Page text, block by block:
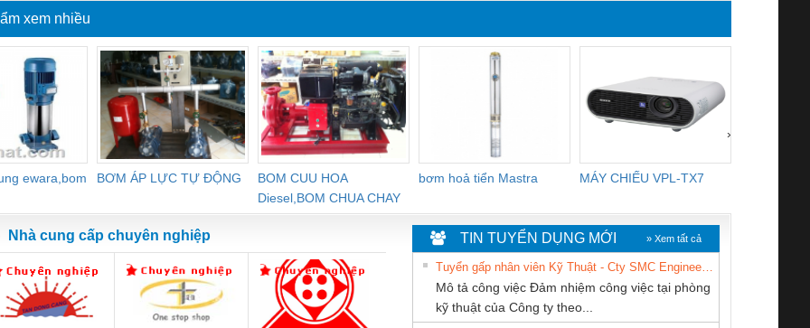
1-
CIRCUIT
CHANNELS
xem nhiều
ewara,bom
BƠM ÁP LỰC TỰ ĐỘNG
BOM CUU HOA
Diesel,BOM CHUA CHAY
bơm hoả tiển Mastra MÁY CHIẾU VPL-TX7
›
Nhà cung cấp chuyên nghiệp TIN TUYỂN DỤNG MỚI » Xem tất cả
Mô tả công việc Đảm nhiệm công việc tại phòng
kỹ thuật của Công ty theo...